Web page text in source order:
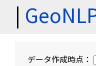
|
データ作成時点：